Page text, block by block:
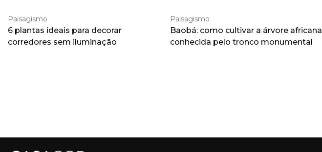
Paisagismo
6 plantas ideais para decorar
corredores sem iluminação
Paisagismo
Baobá: como cultivar a árvore africana
conhecida pelo tronco monumental